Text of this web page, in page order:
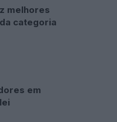
melhores
categoria
em